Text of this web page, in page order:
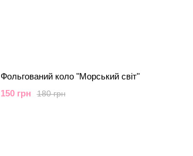
Фольгований коло "Морський світ"
180 грн
150 грн